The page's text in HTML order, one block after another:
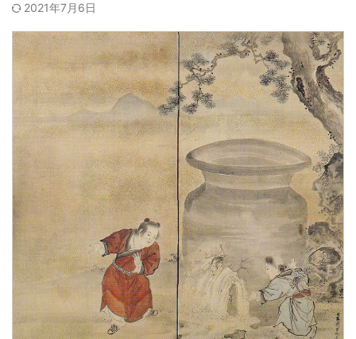
2021年7月6日